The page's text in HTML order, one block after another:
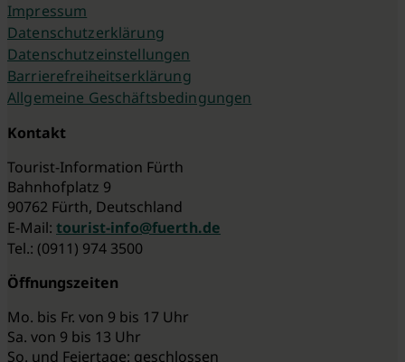
Impressum
Datenschutzerklärung
Datenschutzeinstellungen
Barrierefreiheitserklärung
Allgemeine Geschäftsbedingungen
Kontakt
Tourist-Information Fürth
Bahnhofplatz 9
90762 Fürth, Deutschland
E-Mail: tourist-info@fuerth.de
Tel.: (0911) 974 3500
Öffnungszeiten
Mo. bis Fr. von 9 bis 17 Uhr
Sa. von 9 bis 13 Uhr
So. und Feiertage: geschlossen